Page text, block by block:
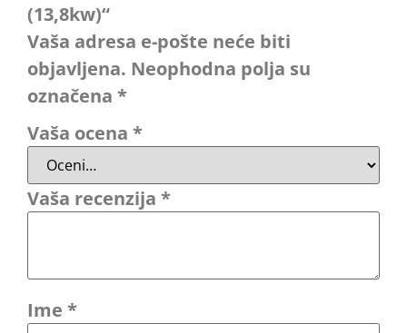
(13,8kw)“
Vaša adresa e-pošte neće biti
objavljena. Neophodna polja su
označena *
Vaša ocena *
Vaša recenzija *
Ime *